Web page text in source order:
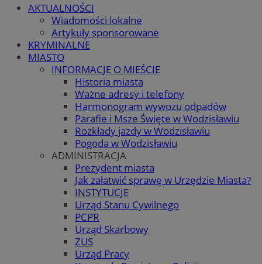
AKTUALNOŚCI
Wiadomości lokalne
Artykuły sponsorowane
KRYMINALNE
MIASTO
INFORMACJE O MIEŚCIE
Historia miasta
Ważne adresy i telefony
Harmonogram wywozu odpadów
Parafie i Msze Święte w Wodzisławiu
Rozkłady jazdy w Wodzisławiu
Pogoda w Wodzisławiu
ADMINISTRACJA
Prezydent miasta
Jak załatwić sprawę w Urzędzie Miasta?
INSTYTUCJE
Urząd Stanu Cywilnego
PCPR
Urząd Skarbowy
ZUS
Urząd Pracy